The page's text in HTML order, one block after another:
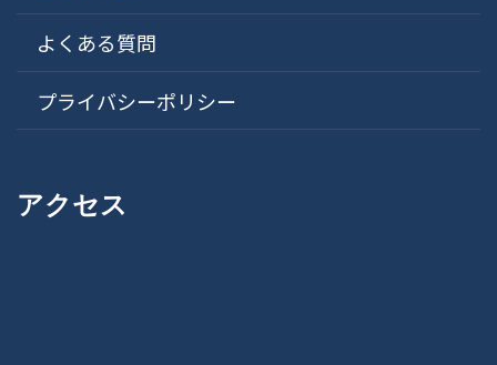
よくある質問
プライバシーポリシー
アクセス